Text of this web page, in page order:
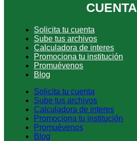
CUENTA
Solicita tu cuenta
Sube tus archivos
Calculadora de interes
Promociona tu institución
Promuévenos
Blog
Solicita tu cuenta
Sube tus archivos
Calculadora de interes
Promociona tu institución
Promuévenos
Blog